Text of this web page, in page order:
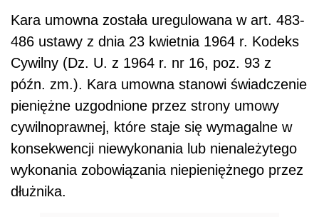
Kara umowna została uregulowana w art. 483-
486 ustawy z dnia 23 kwietnia 1964 r. Kodeks
Cywilny (Dz. U. z 1964 r. nr 16, poz. 93 z
późn. zm.). Kara umowna stanowi świadczenie
pieniężne uzgodnione przez strony umowy
cywilnoprawnej, które staje się wymagalne w
konsekwencji niewykonania lub nienależytego
wykonania zobowiązania niepieniężnego przez
dłużnika.